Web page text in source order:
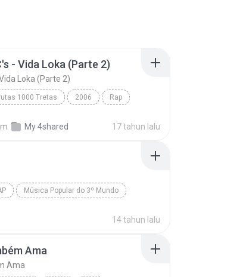
- Vida Loka (Parte 2)
Loka (Parte 2)
1000 Tretas 2006 Rap
My 4shared 17 tahun lalu
Música Popular do 3º Mundo
14 tahun lalu
Ama
Ama